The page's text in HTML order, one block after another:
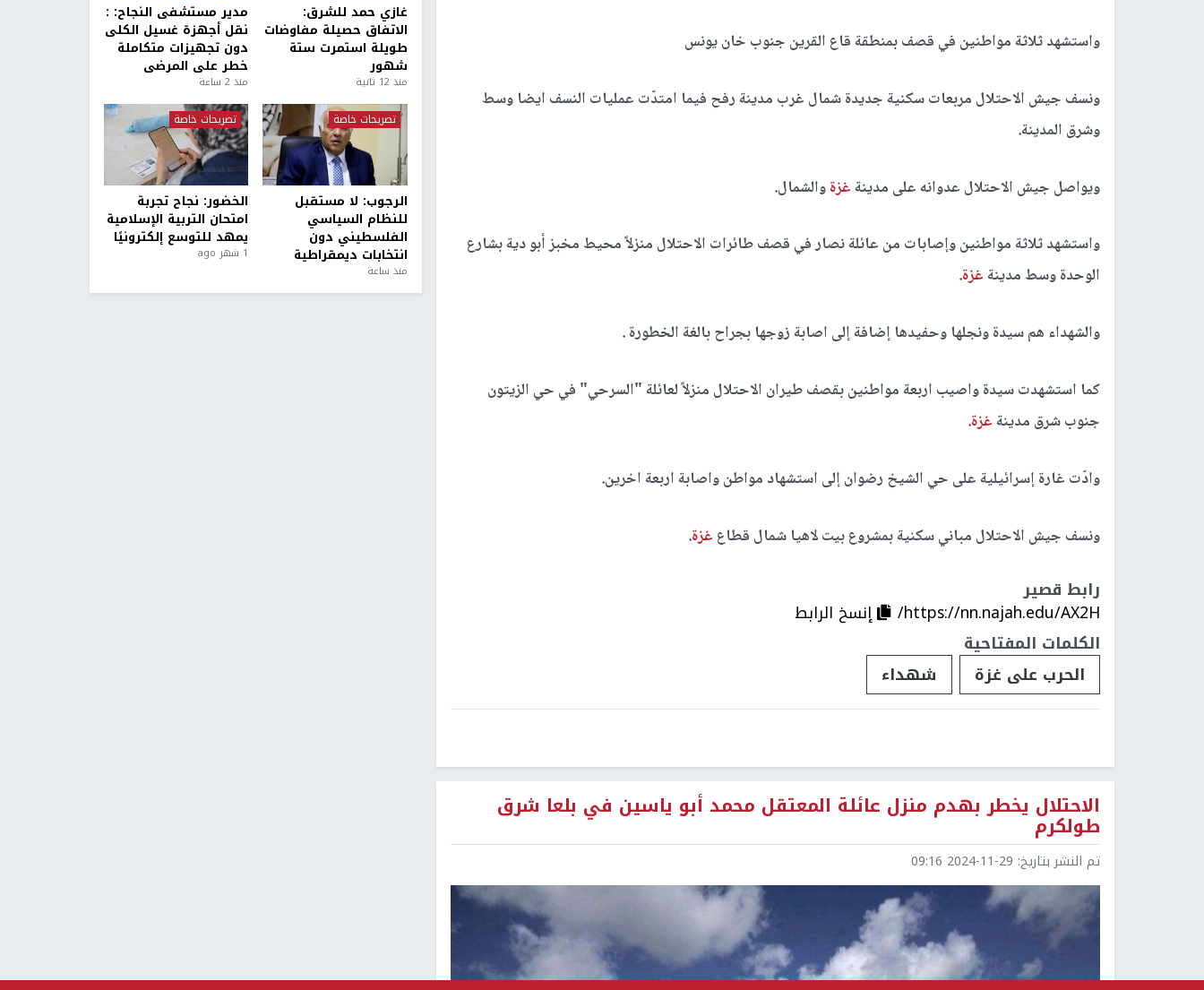
واستشهد ثلاثة مواطنين في قصف بمنطقة قاع القرين جنوب خان يونس
ونسف جيش الاحتلال مربعات سكنية جديدة شمال غرب مدينة رفح فيما امتدّت عمليات النسف ايضا وسط
وشرق المدينة.
ويواصل جيش الاحتلال عدوانه على مدينةغزةوالشمال.
واستشهد ثلاثة مواطنين وإصابات من عائلة نصار في قصف طائرات الاحتلال منزلاً محيط مخبز أبو دية بشارع
الوحدة وسط مدينةغزة.
والشهداء هم سيدة ونجلها وحفيدها إضافة إلى اصابة زوجها بجراح بالغة الخطورة .
كما استشهدت سيدة واصيب اربعة مواطنين بقصف طيران الاحتلال منزلاً لعائلة "السرحي" في حي الزيتون
جنوب شرق مدينةغزة.
وادّت غارة إسرائيلية على حي الشيخ رضوان إلى استشهاد مواطن واصابة اربعة اخرين.
ونسف جيش الاحتلال مباني سكنية بمشروع بيت لاهيا شمال قطاع غزة.
رابط قصير
https://nn.najah.edu/AX2H/
إنسخ الرابط
الكلمات المفتاحية
الحرب على غزة
شهداء
الاحتلال يخطر بهدم منزل عائلة المعتقل محمد أبو ياسين في بلعا شرق
طولكرم
تم النشر بتاريخ: 2024-11-29 09:16
غازي حمد للشرق:
الاتفاق حصيلة مفاوضات
طويلة استمرت ستة
شهور
منذ 12 ثانية
مدير مستشفى النجاح: :
نقل أجهزة غسيل الكلى
دون تجهيزات متكاملة
خطر على المرضى
منذ 2 ساعة
تصريحات خاصة
الرجوب: لا مستقبل
للنظام السياسي
الفلسطيني دون
انتخابات ديمقراطية
منذ ساعة
تصريحات خاصة
الخضور: نجاح تجربة
امتحان التربية الإسلامية
يمهد للتوسع إلكترونيًا
1 شهر ago